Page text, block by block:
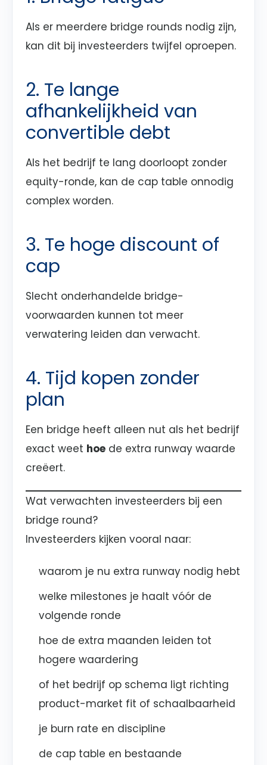
Als er meerdere bridge rounds nodig zijn,
kan dit bij investeerders twijfel oproepen.
2. Te lange
afhankelijkheid van
convertible debt
Als het bedrijf te lang doorloopt zonder
equity-ronde, kan de cap table onnodig
complex worden.
3. Te hoge discount of
cap
Slecht onderhandelde bridge-
voorwaarden kunnen tot meer
verwatering leiden dan verwacht.
4. Tijd kopen zonder
plan
Een bridge heeft alleen nut als het bedrijf
exact weet hoe de extra runway waarde
creëert.
Wat verwachten investeerders bij een
bridge round?
Investeerders kijken vooral naar:
waarom je nu extra runway nodig hebt
welke milestones je haalt vóór de
volgende ronde
hoe de extra maanden leiden tot
hogere waardering
of het bedrijf op schema ligt richting
product-market fit of schaalbaarheid
je burn rate en discipline
de cap table en bestaande